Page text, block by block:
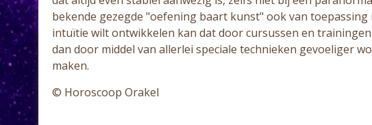
bekende gezegde "oefening baart kunst" ook van
intuïtie wilt ontwikkelen kan dat door cursussen en
dan door middel van allerlei speciale technieken gevoeliger
maken.
© Horoscoop Orakel